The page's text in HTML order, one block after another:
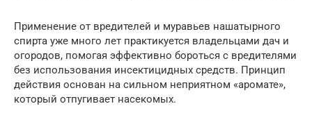
Применение от вредителей и муравьев нашатырного
спирта уже много лет практикуется владельцами дач и
огородов, помогая эффективно бороться с вредителями
без использования инсектицидных средств. Принцип
действия основан на сильном неприятном «аромате»,
который отпугивает насекомых.